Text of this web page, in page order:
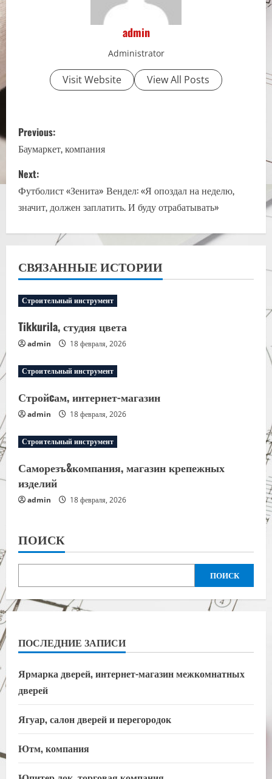
admin
Administrator
Visit Website View All Posts
P
o
s
t
n
v
i
g
a
t
i
o
n
Previous:
Баумаркет, компания
Next:
Футболист «Зенита» Вендел: «Я опоздал на неделю,
значит, должен заплатить. И буду отрабатывать»
СВЯЗАННЫЕ ИСТОРИИ
Строительный инструмент
Tikkurila, студия цвета
admin 18 февраля, 2026
Строительный инструмент
Стройcам, интернет-магазин
admin 18 февраля, 2026
Строительный инструмент
Саморезъ&компания, магазин крепежных
изделий
admin 18 февраля, 2026
ПОИСК
ПОИСК
ПОСЛЕДНИЕ ЗАПИСИ
Ярмарка дверей, интернет-магазин межкомнатных
дверей
Ягуар, салон дверей и перегородок
Ютм, компания